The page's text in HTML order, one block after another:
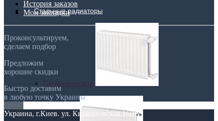
Стальные радиаторы
История заказов
Мои закладки
Проконсультируем,
сделаем подбор
Предложим
хорошие скидки
Быстро доставим
в любую точку Украины
Украина, г.Киев. ул. Кирилловская,160А